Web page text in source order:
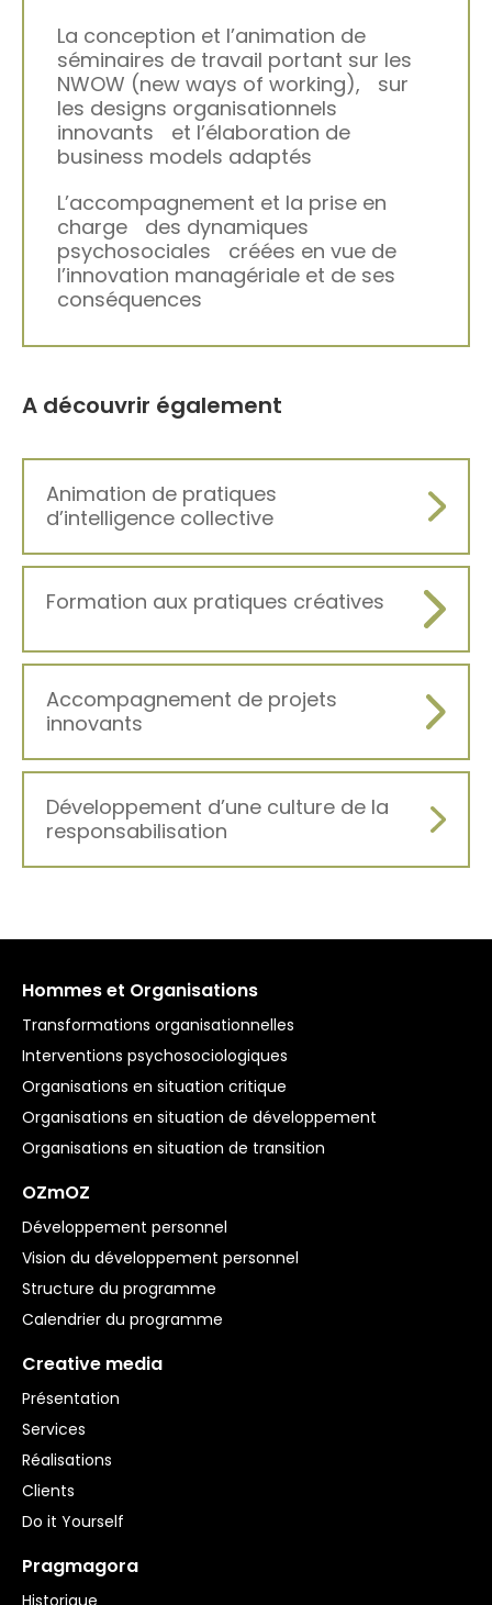
La conception et l’animation de
séminaires de travail portant sur les
NWOW (new ways of working), sur
les designs organisationnels
innovants et l’élaboration de
business models adaptés
L’accompagnement et la prise en
charge des dynamiques
psychosociales créées en vue de
l’innovation managériale et de ses
conséquences
A découvrir également
Animation de pratiques
d’intelligence collective
Formation aux pratiques créatives
Accompagnement de projets
innovants
Développement d’une culture de la
responsabilisation
Hommes et Organisations
Transformations organisationnelles
Interventions psychosociologiques
Organisations en situation critique
Organisations en situation de développement
Organisations en situation de transition
OZmOZ
Développement personnel
Vision du développement personnel
Structure du programme
Calendrier du programme
Creative media
Présentation
Services
Réalisations
Clients
Do it Yourself
Pragmagora